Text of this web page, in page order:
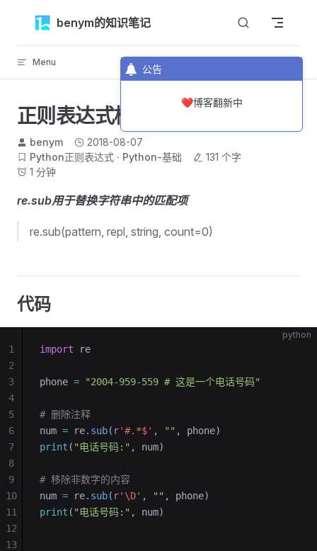
公告
❤️博客翻新中
Skip to contentbenym的知识笔记
Menu 返回顶部
正则表达式检索与替换
benym
2018-08-07
Python正则表达式
Python-基础
131 个字
1 分钟
re.sub用于替换字符串中的匹配项
re.sub(pattern, repl, string, count=0)
代码
python
import re
phone = "2004-959-559 # 这是一个电话号码"
# 删除注释
num = re. sub( r'#. *$' , "" , phone)
print ( "电话号码:" , num)
# 移除非数字的内容
num = re. sub( r'\D' , "" , phone)
print ( "电话号码:" , num)
1
2
3
4
5
6
7
8
9
10
11
12
13